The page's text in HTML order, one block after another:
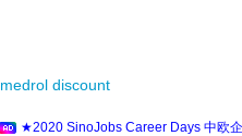
medrol discount
★2020 SinoJobs Career Days 中欧